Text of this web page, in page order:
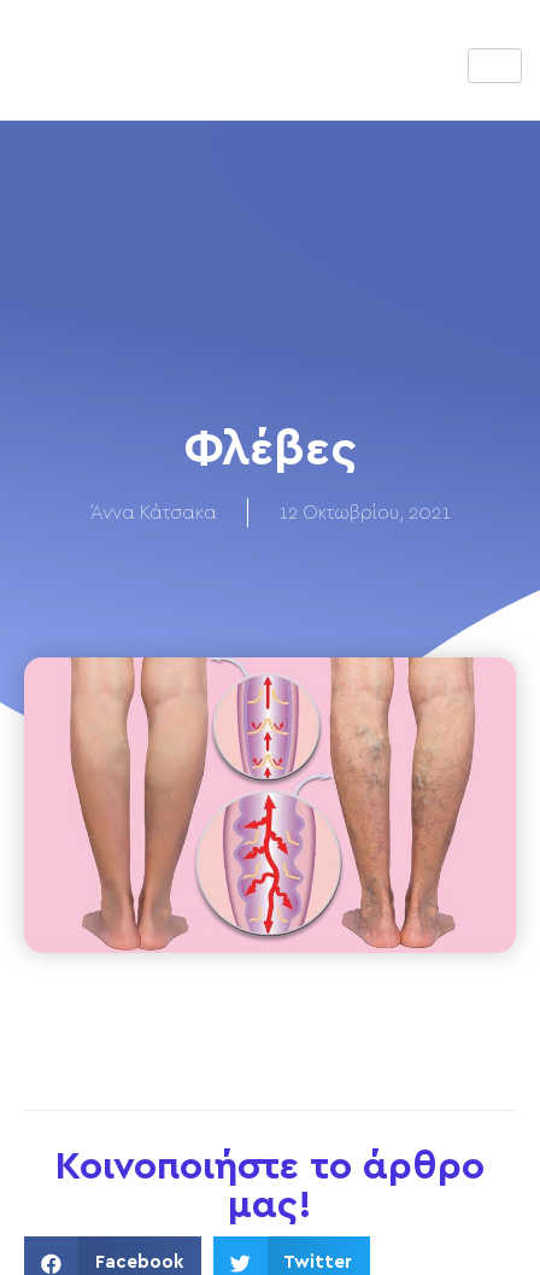
Φλέβες
Άννα Κάτσακα 12 Οκτωβρίου, 2021
Κοινοποιήστε το άρθρο
μας!
Facebook Twitter